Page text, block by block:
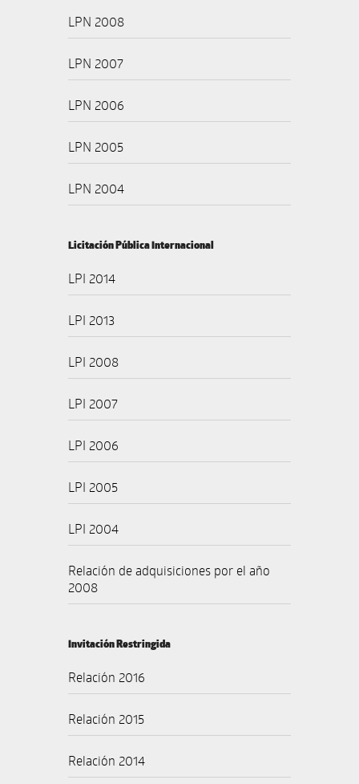
LPN 2008
LPN 2007
LPN 2006
LPN 2005
LPN 2004
Licitación Pública Internacional
LPI 2014
LPI 2013
LPI 2008
LPI 2007
LPI 2006
LPI 2005
LPI 2004
Relación de adquisiciones por el año
2008
Invitación Restringida
Relación 2016
Relación 2015
Relación 2014